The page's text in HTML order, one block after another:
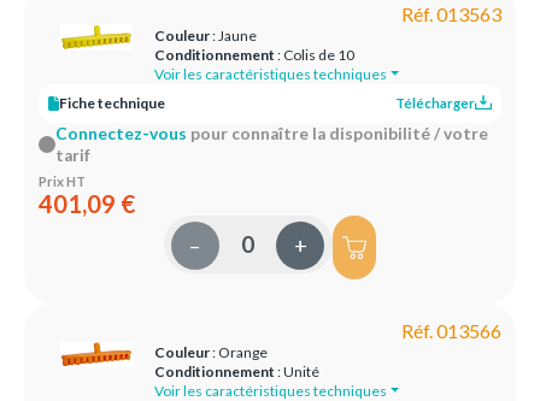
Réf. 013563
Couleur: Jaune
Conditionnement : Colis de 10
Voir les caractéristiques techniques
Fiche technique
Télécharger
Connectez-vous pour connaître la disponibilité / votre
tarif
Prix HT
401,09 €
– +
Réf. 013566
Couleur: Orange
Conditionnement : Unité
Voir les caractéristiques techniques